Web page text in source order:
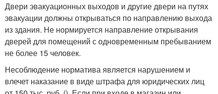
Двери эвакуационных выходов и другие двери на путях
эвакуации должны открываться по направлению выхода
из здания. Не нормируется направление открывания
дверей для помещений с одновременным пребыванием
не более 15 человек.
Несоблюдение норматива является нарушением и
влечет наказание в виде штрафа для юридических лиц